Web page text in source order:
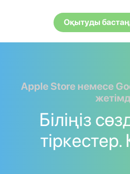
Оқытуды
Apple Store немесе
Біліңіз
тіркестер.